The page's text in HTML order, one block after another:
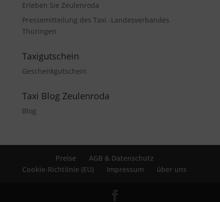
Erleben Sie Zeulenroda
Pressemitteilung des Taxi -Landesverbandes
Thüringen
Taxigutschein
Geschenkgutschein
Taxi Blog Zeulenroda
Blog
Preise
AGB & Datenschutz
Cookie-Richtlinie (EU)
Impressum über uns